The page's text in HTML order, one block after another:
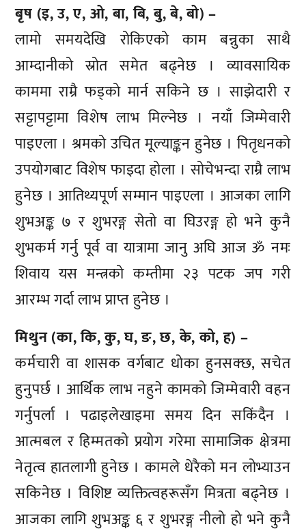
बृष (इ, उ, ए, ओ, बा, बि, बु, बे, बो) –
लामो समयदेखि रोकिएको काम बन्नुका साथै
आम्दानीको स्रोत समेत बढ्नेछ । व्यावसायिक
काममा राम्रै फड्को मार्न सकिने छ । साझेदारी र
सट्टापट्टामा विशेष लाभ मिल्नेछ । नयाँ जिम्मेवारी
पाइएला । श्रमको उचित मूल्याङ्कन हुनेछ । पितृधनको
उपयोगबाट विशेष फाइदा होला । सोचेभन्दा राम्रै लाभ
हुनेछ । आतिथ्यपूर्ण सम्मान पाइएला । आजका लागि
शुभअङ्क ७ र शुभरङ्ग सेतो वा घिउरङ्ग हो भने कुनै
शुभकर्म गर्नु पूर्व वा यात्रामा जानु अघि आज ॐ नमः
शिवाय यस मन्त्रको कम्तीमा २३ पटक जप गरी
आरम्भ गर्दा लाभ प्राप्त हुनेछ ।
मिथुन (का, कि, कु, घ, ङ, छ, के, को, ह) –
कर्मचारी वा शासक वर्गबाट धोका हुनसक्छ, सचेत
हुनुपर्छ । आर्थिक लाभ नहुने कामको जिम्मेवारी वहन
गर्नुपर्ला । पढाइलेखाइमा समय दिन सकिंदैन ।
आत्मबल र हिम्मतको प्रयोग गरेमा सामाजिक क्षेत्रमा
नेतृत्व हातलागी हुनेछ । कामले धेरैको मन लोभ्याउन
सकिनेछ । विशिष्ट व्यक्तित्वहरूसँग मित्रता बढ्नेछ ।
आजका लागि शुभअङ्क ६ र शुभरङ्ग नीलो हो भने कुनै